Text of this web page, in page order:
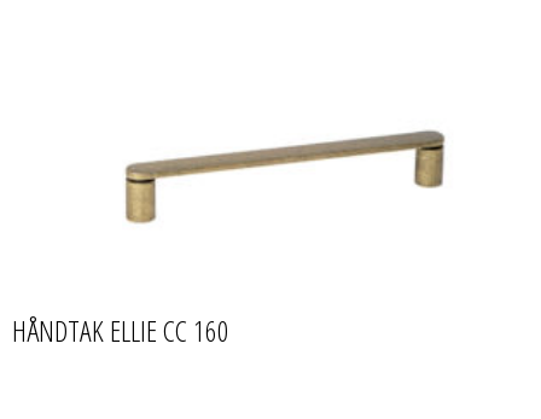
HÅNDTAK ELLIE CC 160